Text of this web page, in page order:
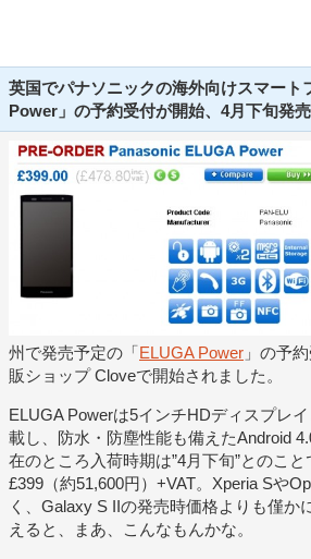
英国でパナソニックの海外向けスマート
Power」の予約受付が開始、4月下旬発売
州で発売予定の「ELUGA Power 」の予
販ショップ Cloveで開始されました。
ELUGA Powerは5インチHDディスプレ
載し、防水・防塵性能も備えたAndroid
在のところ入荷時期は”4月下旬”とのこ
£399（約51,600円）+VAT。Xperia Sや
く、Galaxy S IIの発売時価格よりも僅か
えると、まあ、こんなもんかな。